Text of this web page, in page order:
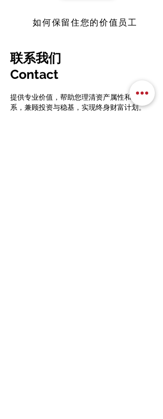
如何保留住您的价值员工
联系我们
​Contact
提供专业价值，帮助您理清资产属性和税务关
系，兼顾投资与稳基，实现终身财富计划。